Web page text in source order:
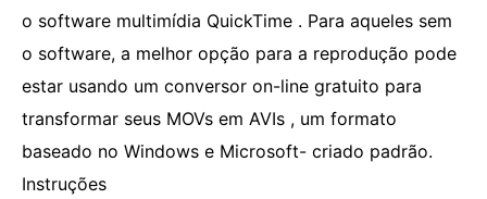
o software multimídia QuickTime . Para aqueles sem
o software, a melhor opção para a reprodução pode
estar usando um conversor on-line gratuito para
transformar seus MOVs em AVIs , um formato
baseado no Windows e Microsoft- criado padrão.
Instruções